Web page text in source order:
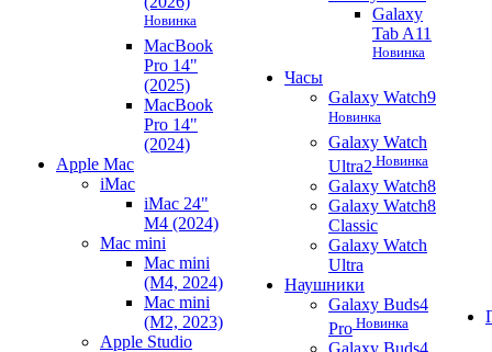
Новинка
MacBook
Pro 14"
(2025)
MacBook
Pro 14"
(2024)
Apple Mac
iMac
iMac 24"
M4 (2024)
Mac mini
Mac mini
(M4, 2024)
Mac mini
(M2, 2023)
Apple Studio
Galaxy
Tab A11
Новинка
Часы
Galaxy Watch9
Новинка
Galaxy Watch
Ultra2 Новинка
Galaxy Watch8
Galaxy Watch8
Classic
Galaxy Watch
Ultra
Наушники
Galaxy Buds4
Pro Новинка